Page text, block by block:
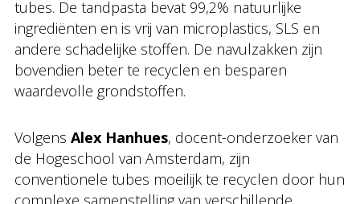
tubes. De tandpasta bevat 99,2% natuurlijke
ingrediënten en is vrij van microplastics, SLS en
andere schadelijke stoffen. De navulzakken zijn
bovendien beter te recyclen en besparen
waardevolle grondstoffen.
Volgens Alex Hanhues, docent-onderzoeker van
de Hogeschool van Amsterdam, zijn
conventionele tubes moeilijk te recyclen door hun
complexe samenstelling van verschillende